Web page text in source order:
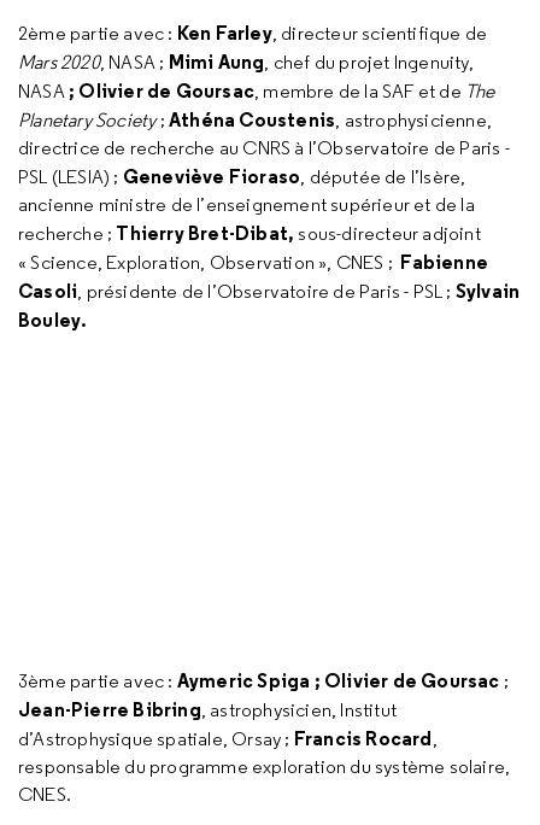
2ème partie avec : Ken Farley, directeur scientifique de
Mars 2020, NASA ; Mimi Aung, chef du projet Ingenuity,
NASA; Olivier de Goursac, membre de la SAF et de The
Planetary Society;Athéna Coustenis, astrophysicienne,
directrice de recherche au CNRS à l’Observatoire de Paris -
PSL (LESIA) ; Geneviève Fioraso, députée de l’Isère,
ancienne ministre de l’enseignement supérieur et de la
recherche ; Thierry Bret-Dibat, sous-directeur adjoint
« Science, Exploration, Observation », CNES ; Fabienne
Casoli, présidente de l’Observatoire de Paris - PSL ; Sylvain
Bouley.
3ème partie avec : Aymeric Spiga ; Olivier de Goursac ;
Jean-Pierre Bibring, astrophysicien, Institut
d’Astrophysique spatiale, Orsay ; Francis Rocard,
responsable du programme exploration du système solaire,
CNES.